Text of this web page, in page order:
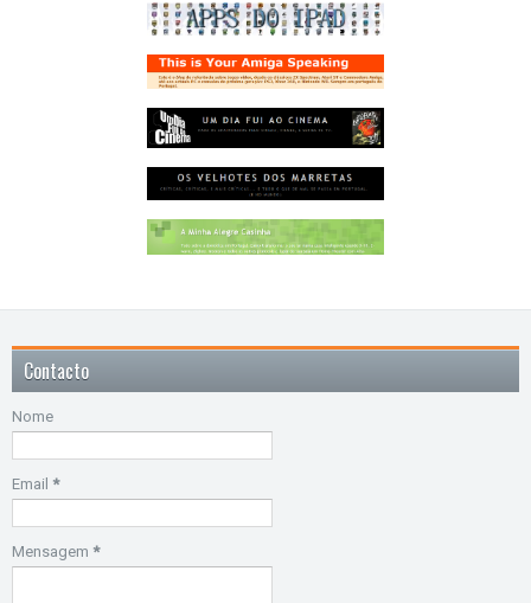
Contacto
Nome
Email *
Mensagem *